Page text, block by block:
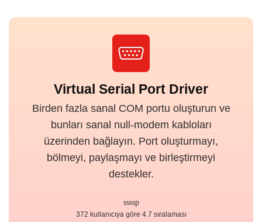
Virtual Serial Port Driver
Birden fazla sanal COM portu oluşturun ve
bunları sanal null-modem kabloları
üzerinden bağlayın. Port oluşturmayı,
bölmeyi, paylaşmayı ve birleştirmeyi
destekler.
372 kullanıcıya göre 4.7 sıralaması